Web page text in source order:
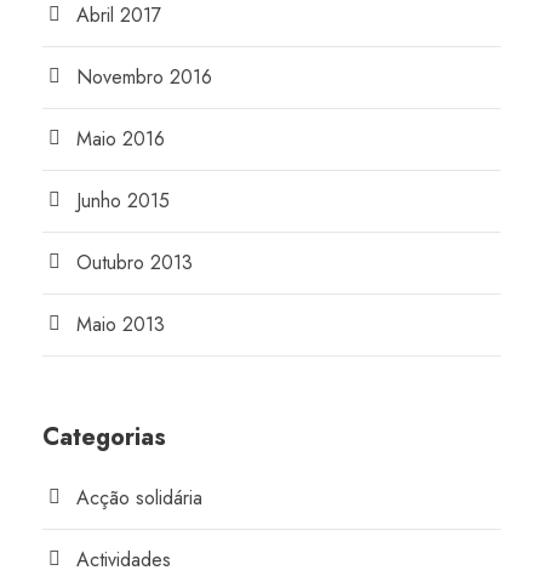
Abril 2017
Novembro 2016
Maio 2016
Junho 2015
Outubro 2013
Maio 2013
Categorias
Acção solidária
Actividades